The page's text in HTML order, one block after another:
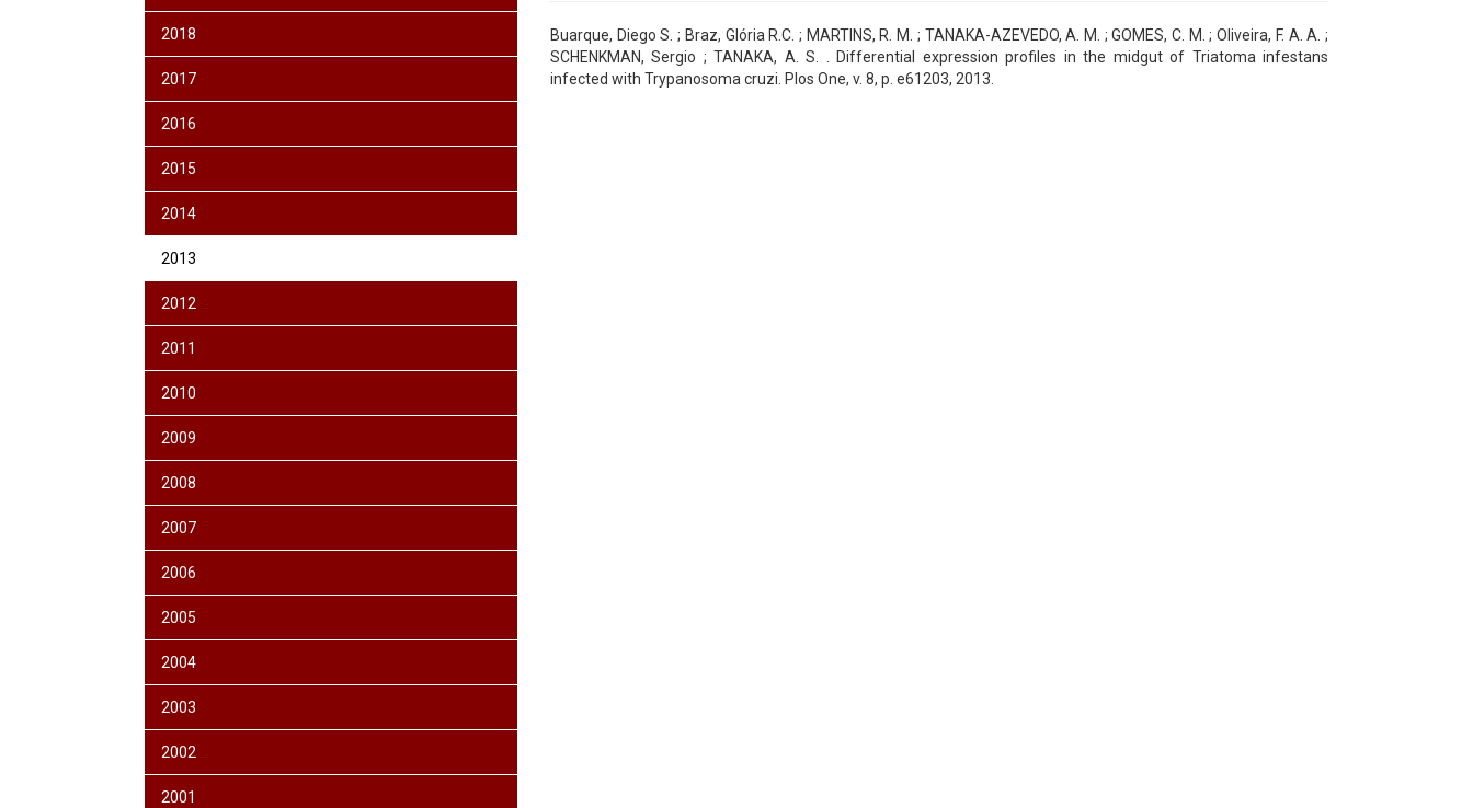
2018
2017
2016
2015
2014
2013
2012
2011
2010
2009
2008
2007
2006
2005
2004
2003
2002
2001
Buarque, Diego S. ; Braz, Glória R.C. ; MARTINS, R. M. ; TANAKA-AZEVEDO, A. M. ; GOMES, C. M. ; Oliveira, F. A. A. ;
SCHENKMAN, Sergio ; TANAKA, A. S. . Differential expression profiles in the midgut of Triatoma infestans
infected with Trypanosoma cruzi. Plos One, v. 8, p. e61203, 2013.